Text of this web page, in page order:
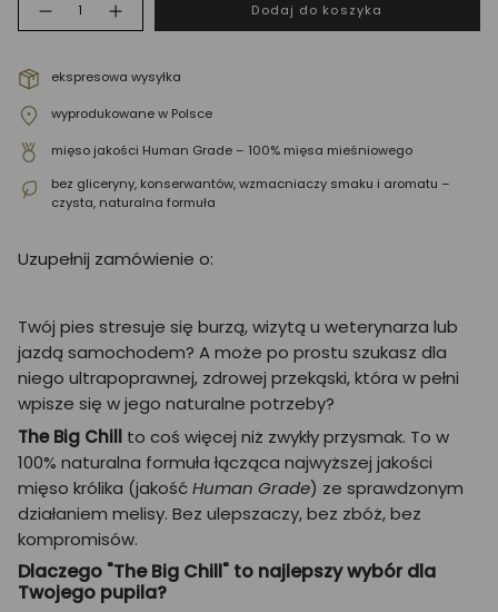
Dodaj do koszyka
ekspresowa wysyłka
wyprodukowane w Polsce
mięso jakości Human Grade – 100% mięsa mieśniowego
bez gliceryny, konserwantów, wzmacniaczy smaku i aromatu –
czysta, naturalna formuła
Uzupełnij zamówienie o:
Twój pies stresuje się burzą, wizytą u weterynarza lub
jazdą samochodem? A może po prostu szukasz dla
niego ultrapoprawnej, zdrowej przekąski, która w pełni
wpisze się w jego naturalne potrzeby?
The Big Chill to coś więcej niż zwykły przysmak. To w
100% naturalna formuła łącząca najwyższej jakości
mięso królika (jakośćHuman Grade) ze sprawdzonym
działaniem melisy. Bez ulepszaczy, bez zbóż, bez
kompromisów.
Dlaczego "The Big Chill" to najlepszy wybór dla
Twojego pupila?